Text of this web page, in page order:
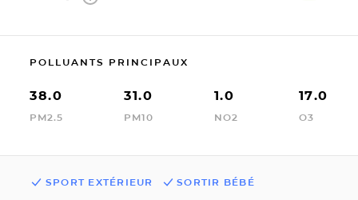
POLLUANTS PRINCIPAUX
38.0
PM2.5
31.0
PM10
1.0
NO2
17.0
O3
SPORT EXTÉRIEUR SORTIR BÉBÉ